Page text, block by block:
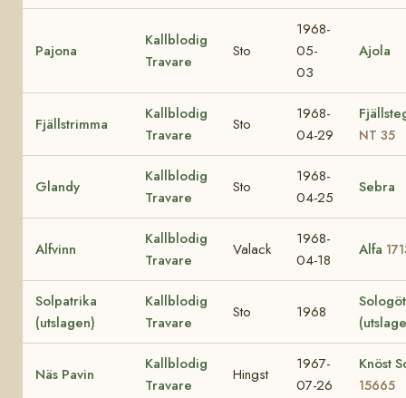
Pajona
Kallblodig
Travare
Sto
1968-
05-
03
Ajola
Fjällstrimma
Kallblodig
Travare
Sto
1968-
04-29
NT 35
Glandy
Kallblodig
Travare
Sto
1968-
04-25
Sebra
Alfvinn
Kallblodig
Travare
Valack
1968-
04-18
Alfa
Solpatrika
(utslagen)
Kallblodig
Travare
Sto 1968
Näs Pavin
Kallblodig
Travare
Hingst
1967-
07-26
Knöst
15665